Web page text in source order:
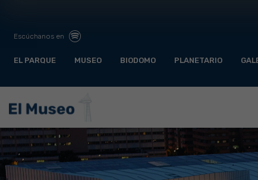
Escúchanos en
EL PARQUE MUSEO BIODOMO PLANETARIO